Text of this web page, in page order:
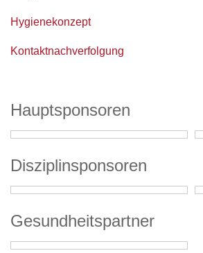
Hygienekonzept
Kontaktnachverfolgung
Hauptsponsoren
Disziplinsponsoren
Gesundheitspartner